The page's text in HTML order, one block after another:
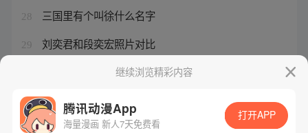
28 三国里有个叫徐什么名字
29 刘奕君和段奕宏照片对比
三国开局截胡刘大耳继续浏览精彩内容
腾讯动漫App
海量漫画 新人7天免费看
打开APP